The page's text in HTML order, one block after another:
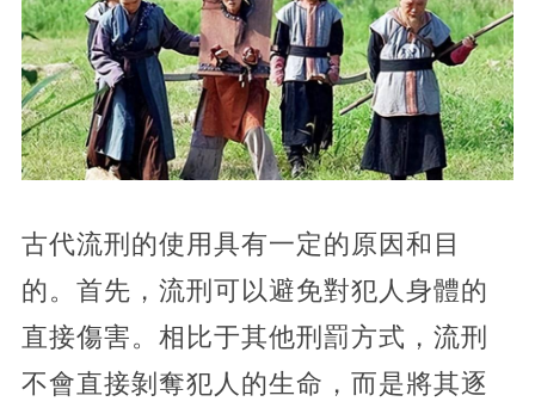
古代流刑的使用具有一定的原因和目
的。首先，流刑可以避免對犯人身體的
直接傷害。相比于其他刑罰方式，流刑
不會直接剝奪犯人的生命，而是將其逐